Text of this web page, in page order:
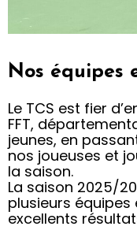
La
Nos équipes
Le TCS est fier
FFT,
jeunes, en
nos joueuses et
la saison.
La saison 2025/
plusieurs
excellents